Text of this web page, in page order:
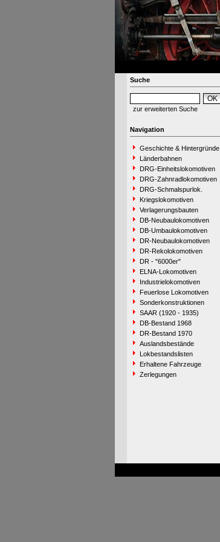
Suche
zur erweiterten Suche
Navigation
Geschichte & Hintergründe
Länderbahnen
DRG-Einheitslokomotiven
DRG-Zahnradlokomotiven
DRG-Schmalspurlok.
Kriegslokomotiven
Verlagerungsbauten
DB-Neubaulokomotiven
DB-Umbaulokomotiven
DR-Neubaulokomotiven
DR-Rekolokomotiven
DR - "6000er"
ELNA-Lokomotiven
Industrielokomotiven
Feuerlose Lokomotiven
Sonderkonstruktionen
SAAR (1920 - 1935)
DB-Bestand 1968
DR-Bestand 1970
Auslandsbestände
Lokbestandslisten
Erhaltene Fahrzeuge
Zerlegungen